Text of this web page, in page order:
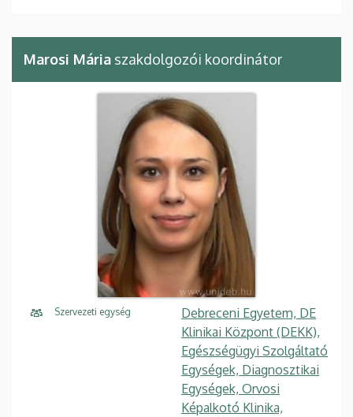
Marosi Mária szakdolgozói koordinátor
Szervezeti egység
Debreceni Egyetem, DE
Klinikai Központ (DEKK),
Egészségügyi Szolgáltató
Egységek, Diagnosztikai
Egységek, Orvosi
Képalkotó Klinika,